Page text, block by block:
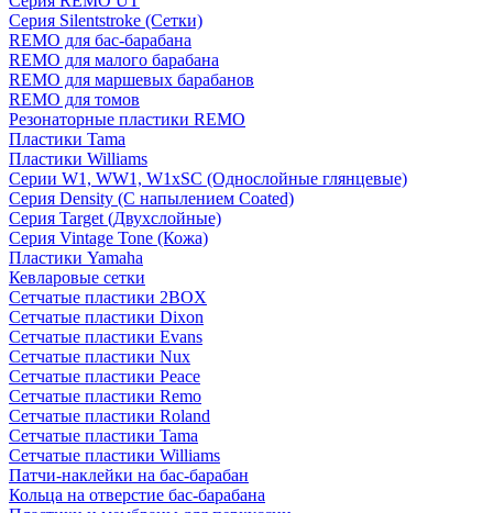
Серия Silentstroke (Сетки)
REMO для бас-барабана
REMO для малого барабана
REMO для маршевых барабанов
REMO для томов
Резонаторные пластики REMO
Пластики Tama
Пластики Williams
Серии W1, WW1, W1xSC (Однослойные глянцевые)
Серия Density (C напылением Coated)
Серия Target (Двухслойные)
Серия Vintage Tone (Кожа)
Пластики Yamaha
Кевларовые сетки
Сетчатые пластики 2BOX
Сетчатые пластики Dixon
Сетчатые пластики Evans
Сетчатые пластики Nux
Сетчатые пластики Peace
Сетчатые пластики Remo
Сетчатые пластики Roland
Сетчатые пластики Tama
Сетчатые пластики Williams
Патчи-наклейки на бас-барабан
Кольца на отверстие бас-барабана